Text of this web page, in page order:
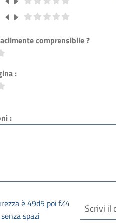
comprensibile ?
:
: